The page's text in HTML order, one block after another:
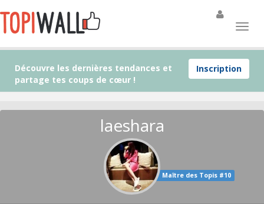
Inscription
Découvre les dernières tendances et
partage tes coups de cœur !
laeshara
Maître des Topis #10